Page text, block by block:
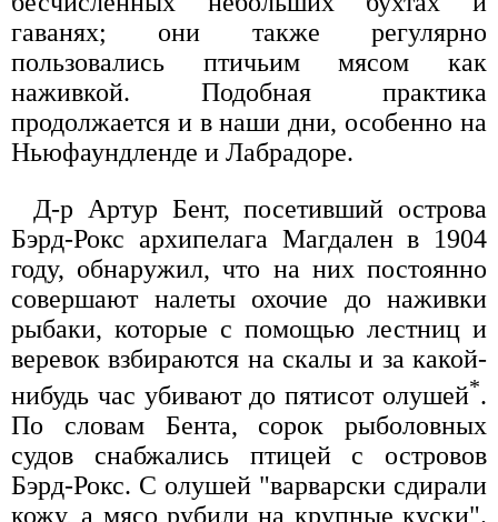
гаванях; они также регулярно
пользовались птичьим мясом как
наживкой. Подобная практика
продолжается и в наши дни, особенно на
Ньюфаундленде и Лабрадоре.
Д-р Артур Бент, посетивший острова
Бэрд-Рокс архипелага Магдален в 1904
году, обнаружил, что на них постоянно
совершают налеты охочие до наживки
рыбаки, которые с помощью лестниц и
веревок взбираются на скалы и за какой-
нибудь час убивают до пятисот олушей*.
По словам Бента, сорок рыболовных
судов снабжались птицей с островов
Бэрд-Рокс. С олушей "варварски сдирали
кожу, а мясо рубили на крупные куски".